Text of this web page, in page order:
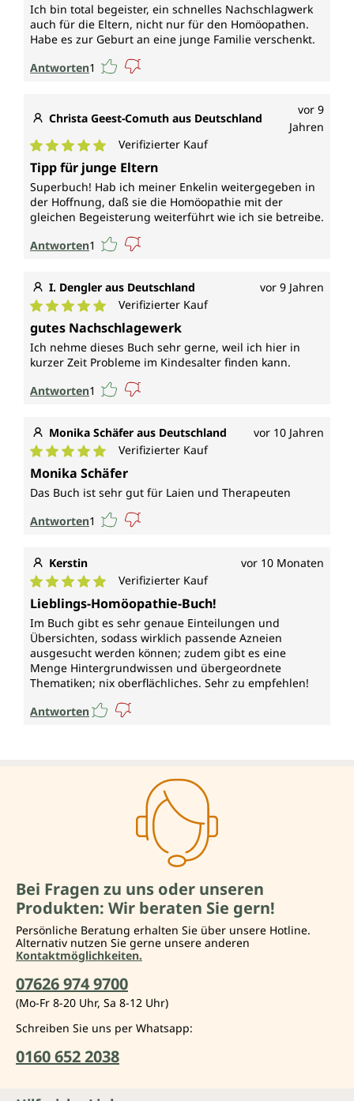
Ich bin total begeister, ein schnelles Nachschlagwerk
auch für die Eltern, nicht nur für den Homöopathen.
Habe es zur Geburt an eine junge Familie verschenkt.
Antworten1
Christa Geest-Comuth aus Deutschland
vor 9
Jahren
Durchschnittliche Bewertung von 5 von 5 Sternen
Verifizierter Kauf
Tipp für junge Eltern
Superbuch! Hab ich meiner Enkelin weitergegeben in
der Hoffnung, daß sie die Homöopathie mit der
gleichen Begeisterung weiterführt wie ich sie betreibe.
Antworten1
I. Dengler aus Deutschland vor 9 Jahren
Durchschnittliche Bewertung von 5 von 5 Sternen
Verifizierter Kauf
gutes Nachschlagewerk
Ich nehme dieses Buch sehr gerne, weil ich hier in
kurzer Zeit Probleme im Kindesalter finden kann.
Antworten1
Monika Schäfer aus Deutschland vor 10 Jahren
Durchschnittliche Bewertung von 5 von 5 Sternen
Verifizierter Kauf
Monika Schäfer
Das Buch ist sehr gut für Laien und Therapeuten
Antworten1
Kerstin vor 10 Monaten
Durchschnittliche Bewertung von 5 von 5 Sternen
Verifizierter Kauf
Lieblings-Homöopathie-Buch!
Im Buch gibt es sehr genaue Einteilungen und
Übersichten, sodass wirklich passende Azneien
ausgesucht werden können; zudem gibt es eine
Menge Hintergrundwissen und übergeordnete
Thematiken; nix oberflächliches. Sehr zu empfehlen!
Antworten
Bei Fragen zu uns oder unseren
Produkten: Wir beraten Sie gern!
Persönliche Beratung erhalten Sie über unsere Hotline.
Alternativ nutzen Sie gerne unsere anderen
Kontaktmöglichkeiten.
07626 974 9700
(Mo-Fr 8-20 Uhr, Sa 8-12 Uhr)
Schreiben Sie uns per Whatsapp:
0160 652 2038